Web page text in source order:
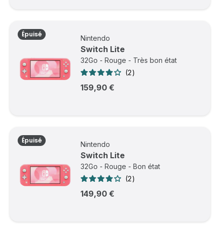
Épuisé Nintendo
Switch Lite
32Go - Rouge - Très bon état
2
159,90 €
Épuisé Nintendo
Switch Lite
32Go - Rouge - Bon état
2
149,90 €